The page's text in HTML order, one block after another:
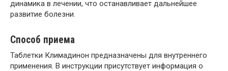
динамика в лечении, что останавливает дальнейшее
развитие болезни.
Способ приема
Таблетки Климадинон предназначены для внутреннего
применения. В инструкции присутствует информация о